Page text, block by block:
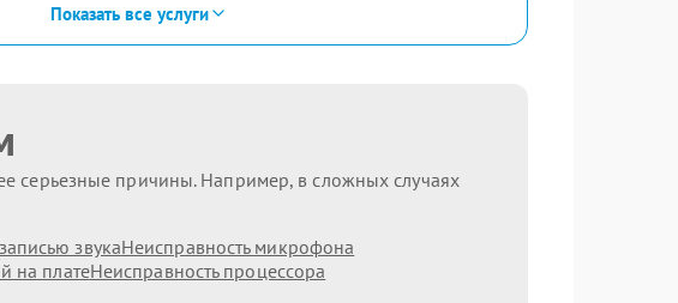
Показать все услуги
серьезные причины. Например, в сложных случаях
звукаНеисправность микрофона
на платеНеисправность процессора